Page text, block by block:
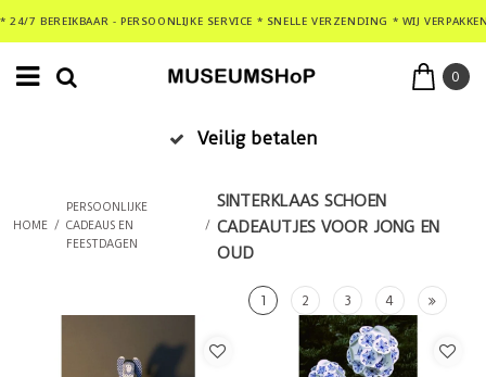
* 24/7 BEREIKBAAR - PERSOONLIJKE SERVICE * SNELLE VERZENDING * WIJ
0
Veilig betalen
HOME /
PERSOONLIJKE
CADEAUS EN
FEESTDAGEN
/
SINTERKLAAS SCHOEN
CADEAUTJES VOOR JONG EN
OUD
1 2 3 4